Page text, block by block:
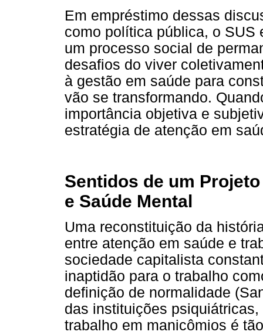
Em empréstimo dessas
como política pública, o SUS
um processo social de
desafios do viver
à gestão em saúde para
vão se transformando.
importância objetiva e
estratégia de atenção em
Sentidos de um
e Saúde Mental
Uma reconstituição da
entre atenção em saúde e
sociedade capitalista
inaptidão para o trabalho
definição de normalidade
das instituições
trabalho em manicômios é